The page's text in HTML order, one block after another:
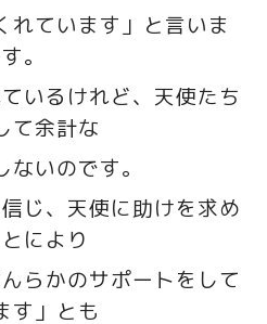
れています」と言いま
す。
いるけれど、天使たち
て余計な
ないのです。
じ、天使に助けを求め
により
らかのサポートをして
す」とも